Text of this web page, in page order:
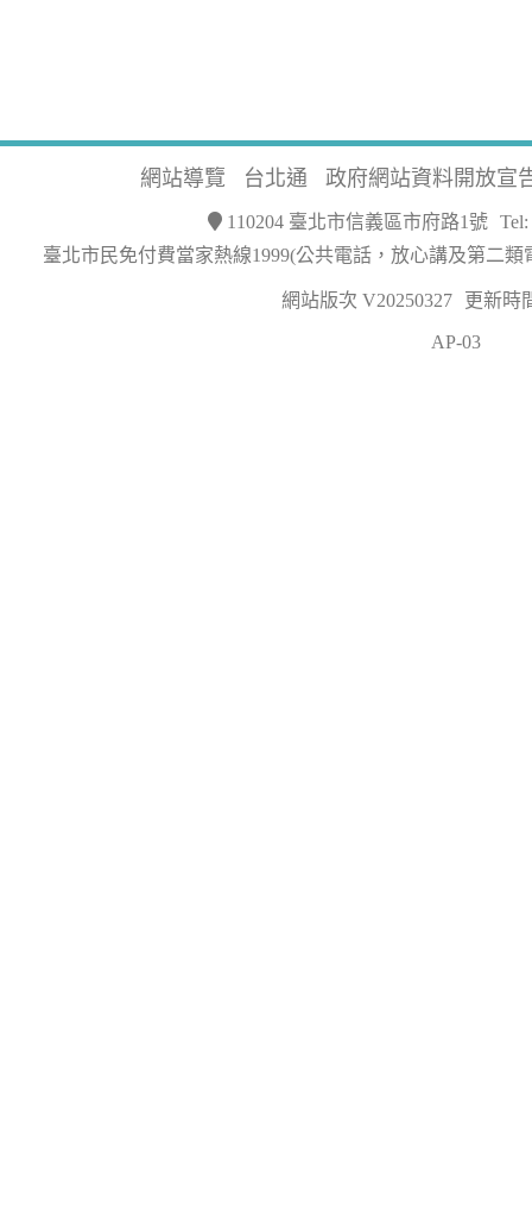
網站導覽 台北通 政府網站資料開放宣
110204 臺北市信義區市府路1號
臺北市民免付費當家熱線1999(公共電話，放心講及第二類
網站版次 V20250327 更新時
AP-03